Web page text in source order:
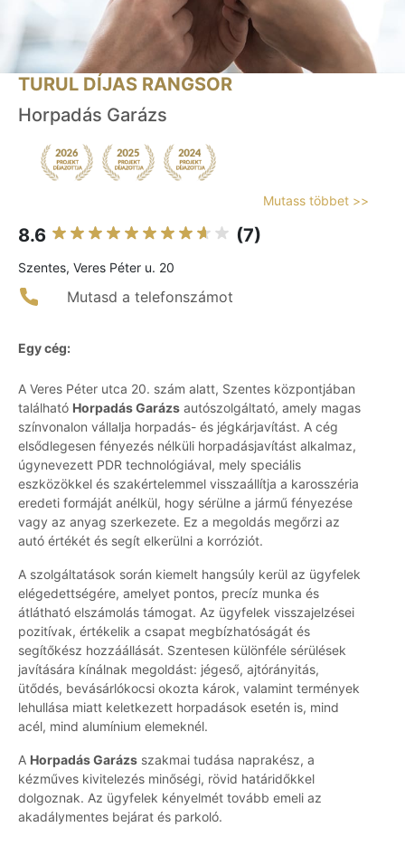
TURUL DÍJAS RANGSOR
Horpadás Garázs
Mutass többet >>
8.6 (7)
Szentes, Veres Péter u. 20
Mutasd a telefonszámot
Egy cég:
A Veres Péter utca 20. szám alatt, Szentes központjában
található Horpadás Garázs autószolgáltató, amely magas
színvonalon vállalja horpadás- és jégkárjavítást. A cég
elsődlegesen fényezés nélküli horpadásjavítást alkalmaz,
úgynevezett PDR technológiával, mely speciális
eszközökkel és szakértelemmel visszaállítja a karosszéria
eredeti formáját anélkül, hogy sérülne a jármű fényezése
vagy az anyag szerkezete. Ez a megoldás megőrzi az
autó értékét és segít elkerülni a korróziót.
A szolgáltatások során kiemelt hangsúly kerül az ügyfelek
elégedettségére, amelyet pontos, precíz munka és
átlátható elszámolás támogat. Az ügyfelek visszajelzései
pozitívak, értékelik a csapat megbízhatóságát és
segítőkész hozzáállását. Szentesen különféle sérülések
javítására kínálnak megoldást: jégeső, ajtórányitás,
ütődés, bevásárlókocsi okozta károk, valamint termények
lehullása miatt keletkezett horpadások esetén is, mind
acél, mind alumínium elemeknél.
A Horpadás Garázs szakmai tudása naprakész, a
kézműves kivitelezés minőségi, rövid határidőkkel
dolgoznak. Az ügyfelek kényelmét tovább emeli az
akadálymentes bejárat és parkoló.